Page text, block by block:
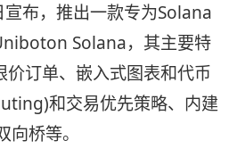
布，推出一款专为Solana
Solana，其主要特
价订单、嵌入式图表和代币
和交易优先策略、内建
桥等。